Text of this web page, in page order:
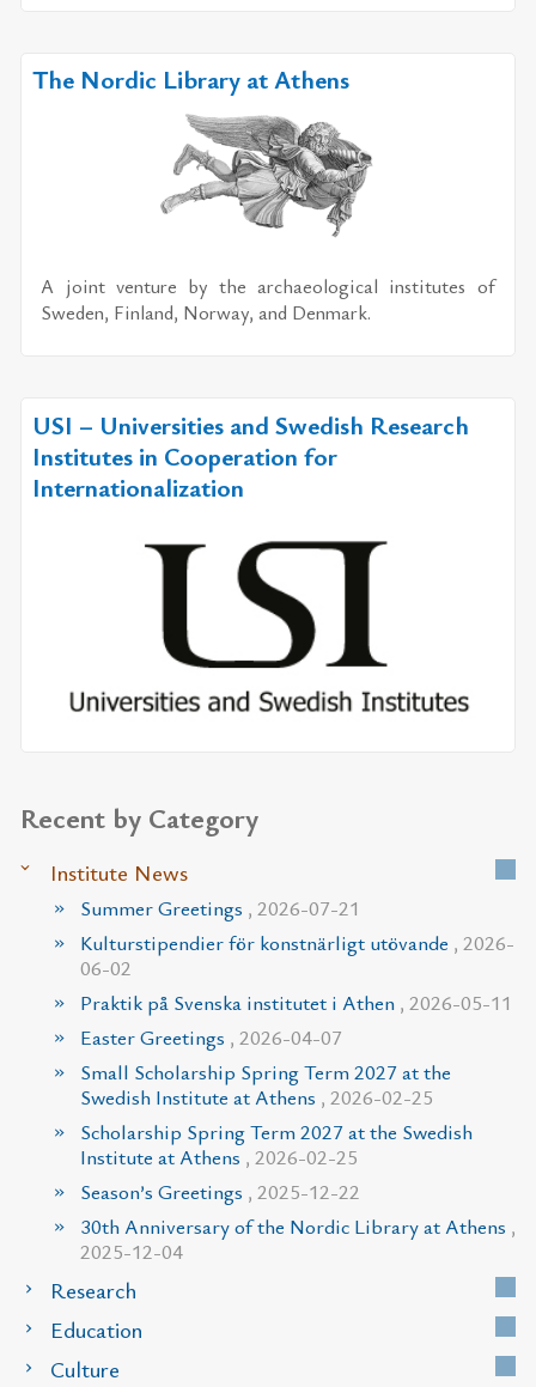
The Nordic Library at Athens
A joint ven­ture by the ar­chae­o­log­i­cal in­sti­tutes of
Swe­den, Fin­land, Nor­way, and Den­mark.
USI – Universities and Swedish Research
Institutes in Cooperation for
Internationalization
Recent by Category
Institute News
Summer Greetings , 2026-07-21
Kulturstipendier för konstnärligt utövande , 2026-
06-02
Praktik på Svenska institutet i Athen , 2026-05-11
Easter Greetings , 2026-04-07
Small Scholarship Spring Term 2027 at the
Swedish Institute at Athens , 2026-02-25
Scholarship Spring Term 2027 at the Swedish
Institute at Athens , 2026-02-25
Season’s Greetings , 2025-12-22
30th Anniversary of the Nordic Library at Athens ,
2025-12-04
Research
Education
Culture